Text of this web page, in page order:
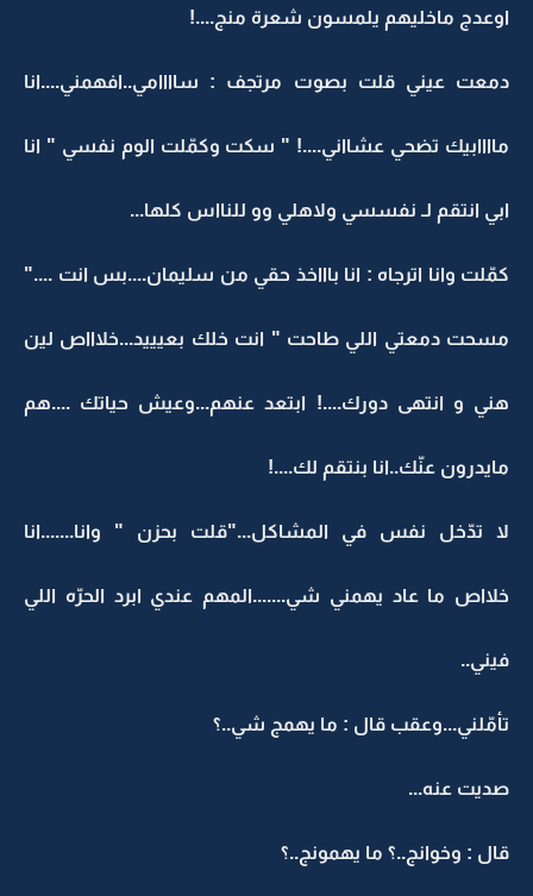
اوعدج ماخليهم يلمسون شعرة منج....!
دمعت عيني قلت بصوت مرتجف : ساااامي..افهمني....انا
ماااابيك تضحي عشااني....! " سكت وكمّلت الوم نفسي " انا
ابي انتقم لـ نفسسي ولاهلي وو للنااس كلها...
كمّلت وانا اترجاه : انا باااخذ حقي من سليمان....بس انت ...."
مسحت دمعتي اللي طاحت " انت خلك بعيييد...خلاااص لين
هني و انتهى دورك....! ابتعد عنهم...وعيش حياتك ....هم
مايدرون عنّك..انا بنتقم لك....!
لا تدّخل نفس في المشاكل..."قلت بحزن " وانا.......انا
خلااص ما عاد يهمني شي.......المهم عندي ابرد الحرّه اللي
فيني..
تأمّلني...وعقب قال : ما يهمج شي..؟
صديت عنه...
قال : وخوانج..؟ ما يهمونج..؟